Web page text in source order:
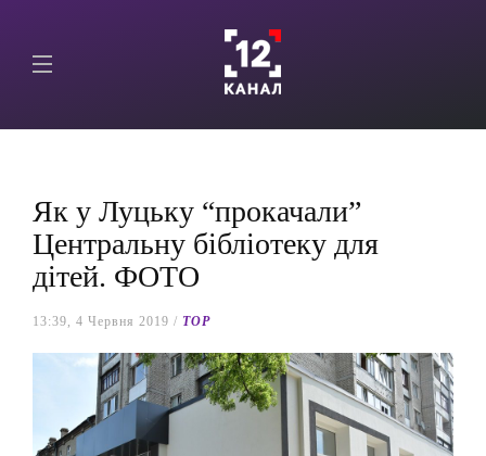
Як у Луцьку “прокачали”
Центральну бібліотеку для
дітей. ФОТО
13:39, 4 Червня 2019 / TOP